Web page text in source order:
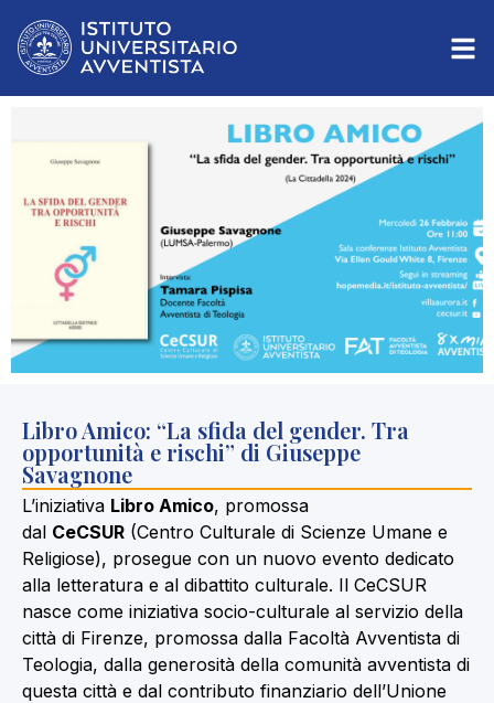
Libro Amico: “La sfida del gender. Tra
opportunità e rischi” di Giuseppe
Savagnone
L’iniziativa Libro Amico, promossa
dal CeCSUR (Centro Culturale di Scienze Umane e
Religiose), prosegue con un nuovo evento dedicato
alla letteratura e al dibattito culturale. Il CeCSUR
nasce come iniziativa socio-culturale al servizio della
città di Firenze, promossa dalla Facoltà Avventista di
Teologia, dalla generosità della comunità avventista di
questa città e dal contributo finanziario dell’Unione